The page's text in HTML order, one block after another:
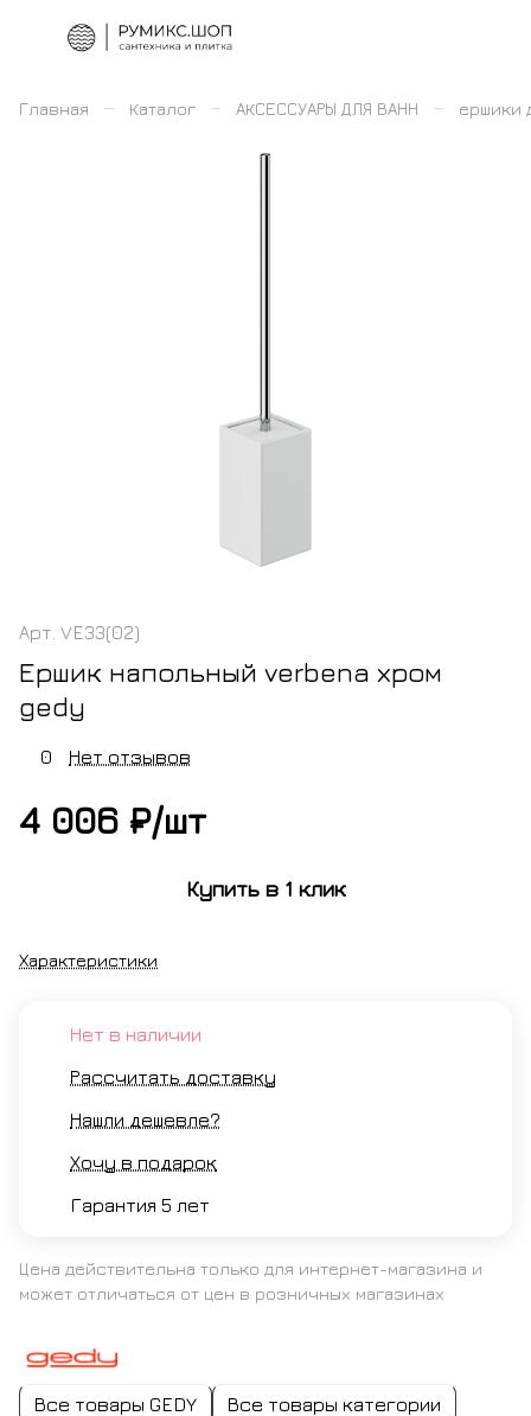
Главная – Каталог – АКСЕССУАРЫ ДЛЯ ВАНН – ершики
Арт. VE33(02)
Ершик напольный verbena хром
gedy
0 Нет отзывов
4 006 ₽/шт
Купить в 1 клик
Характеристики
Нет в наличии
Рассчитать доставку
Нашли дешевле?
Хочу в подарок
Гарантия 5 лет
Цена действительна только для интернет-магазина и
может отличаться от цен в розничных магазинах
Все товары GEDY Все товары категории